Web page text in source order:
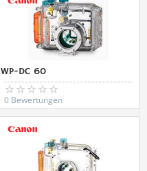
WP-DC 60
0 Bewertungen